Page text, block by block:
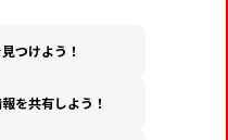
つけよう！
を共有しよう！